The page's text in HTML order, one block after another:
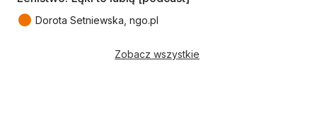
● Dorota Setniewska, ngo.pl
Zobacz wszystkie